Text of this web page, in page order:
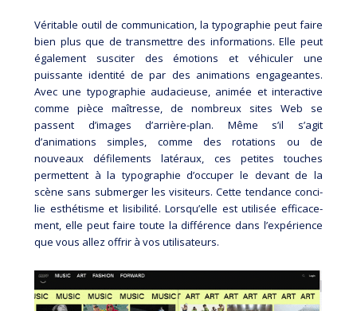
Véri­table outil de commu­ni­ca­tion, la typographie peut faire
bien plus que de transmettre des informations. Elle peut
également susciter des émotions et véhiculer une
puissante identité de par des animations engageantes.
Avec une typographie audacieuse, animée et interactive
comme pièce maîtresse, de nombreux sites Web se
passent d’images d’arrière-plan. Même s’il s’agit
d’animations simples, comme des rotations ou de
nouveaux défilements latéraux, ces petites touches
permettent à la typographie d’occuper le devant de la
scène sans submerger les visiteurs. Cette tendance conci­
lie esthé­tisme et lisi­bi­lité. Lorsqu’elle est utili­sée effi­ca­ce­
ment, elle peut faire toute la diffé­rence dans l’ex­pé­rience
que vous allez offrir à vos utili­sa­teurs.